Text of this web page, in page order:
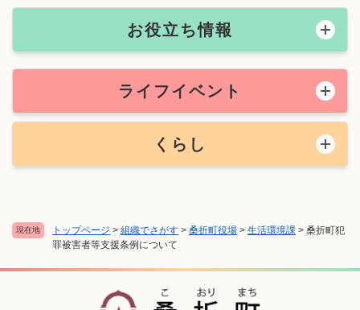
現在地 トップページ > 組織でさがす > 桑折町役場 > 生活環境課 > 桑折町犯
罪被害者等支援条例について
お役立ち情報
ライフイベント
くらし